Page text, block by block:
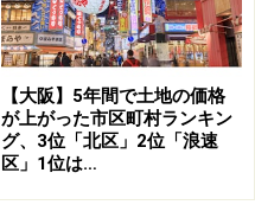
【大阪】5年間で土地の価格
が上がった市区町村ランキン
グ、3位「北区」2位「浪速
区」1位は…